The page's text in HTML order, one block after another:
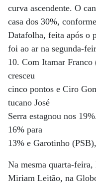
curva ascendente. O
casa dos 30%,
Datafolha, feita após o
foi ao ar na segunda-
10. Com Itamar
cresceu
cinco pontos e Ciro
tucano José
Serra estagnou nos
16% para
13% e Garotinho
Na mesma quarta-
Miriam Leitão, na